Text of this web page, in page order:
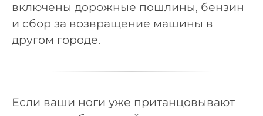
включены дорожные пошлины, бензин
и сбор за возвращение машины в
другом городе.
Если ваши ноги уже пританцовывают